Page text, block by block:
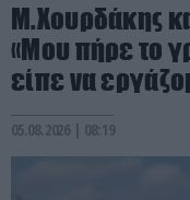
Μ.Χουρδάκης
«Μου πήρε το
είπε να
05.08.2026 | 08:19